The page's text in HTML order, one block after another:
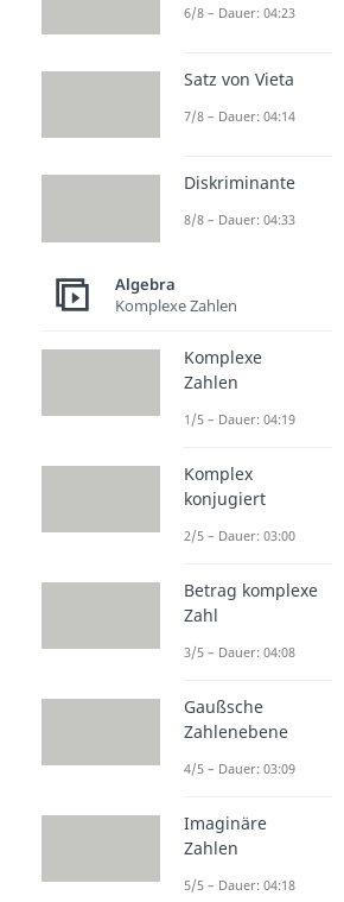
6/8 – Dauer: 04:23
Satz von Vieta
7/8 – Dauer: 04:14
Diskriminante
8/8 – Dauer: 04:33
Algebra
Komplexe Zahlen
Komplexe
Zahlen
1/5 – Dauer: 04:19
Komplex
konjugiert
2/5 – Dauer: 03:00
Betrag komplexe
Zahl
3/5 – Dauer: 04:08
Gaußsche
Zahlenebene
4/5 – Dauer: 03:09
Imaginäre
Zahlen
5/5 – Dauer: 04:18